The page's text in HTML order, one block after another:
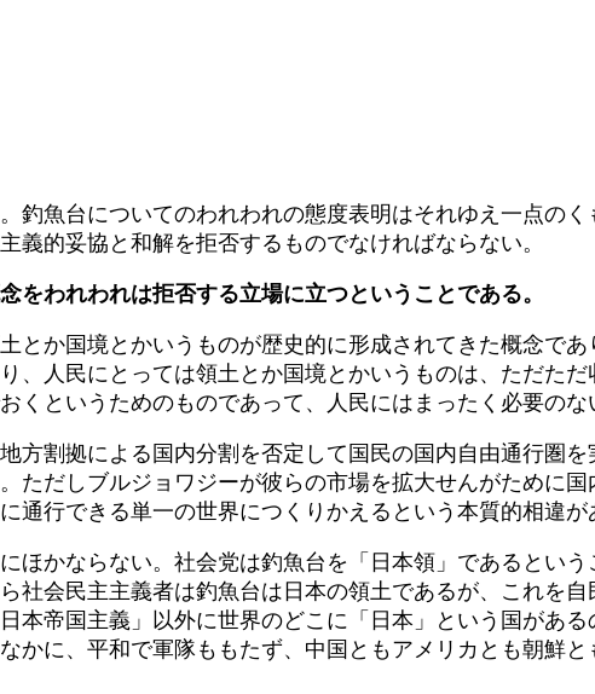
魚台についてのわれわれの態度表明はそれゆえ一点のく
的妥協と和解を拒否するものでなければならない。
われわれは拒否する立場に立つということである。
とか国境とかいうものが歴史的に形成されてきた概念であ
人民にとっては領土とか国境とかいうものは、ただただ
というためのものであって、人民にはまったく必要のな
割拠による国内分割を否定して国民の国内自由通行圏を
だしブルジョワジーが彼らの市場を拡大せんがために国
行できる単一の世界につくりかえるという本質的相違が
かならない。社会党は釣魚台を「日本領」であるという
会民主主義者は釣魚台は日本の領土であるが、これを自
帝国主義」以外に世界のどこに「日本」という国がある
に、平和で軍隊ももたず、中国ともアメリカとも朝鮮と